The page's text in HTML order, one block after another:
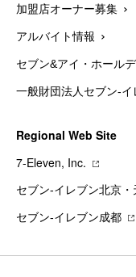
加盟店オーナー募集
アルバイト情報
セブン&アイ・ホール
一般財団法人セブン-イ
Regional Web Site
7‐Eleven, Inc.
セブン‐イレブン北京・
セブン‐イレブン成都